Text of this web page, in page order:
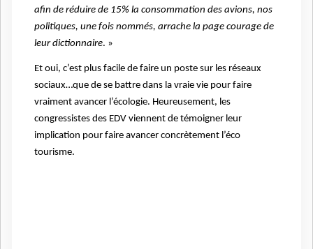
afin de réduire de 15% la consommation des avions, nos
politiques, une fois nommés, arrache la page courage de
leur dictionnaire. »
Et oui, c’est plus facile de faire un poste sur les réseaux
sociaux…que de se battre dans la vraie vie pour faire
vraiment avancer l’écologie. Heureusement, les
congressistes des EDV viennent de témoigner leur
implication pour faire avancer concrètement l’éco
tourisme.